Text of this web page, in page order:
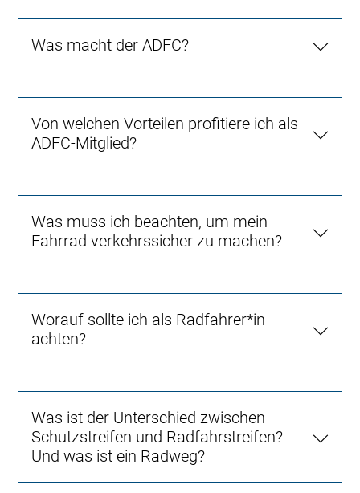
Was macht der ADFC?
Von welchen Vorteilen profitiere ich als
ADFC-Mitglied?
Was muss ich beachten, um mein
Fahrrad verkehrssicher zu machen?
Worauf sollte ich als Radfahrer*in
achten?
Was ist der Unterschied zwischen
Schutzstreifen und Radfahrstreifen?
Und was ist ein Radweg?